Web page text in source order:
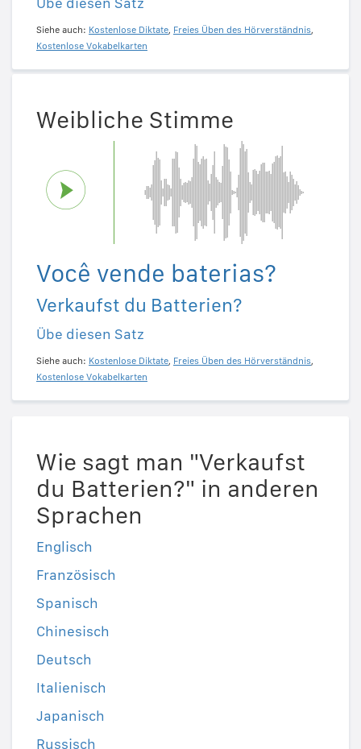
Siehe auch: Kostenlose Diktate, Freies Üben des Hörverständnis,
Kostenlose Vokabelkarten
Weibliche Stimme
Você vende baterias?
Verkaufst du Batterien?
Übe diesen Satz
Siehe auch: Kostenlose Diktate, Freies Üben des Hörverständnis,
Kostenlose Vokabelkarten
Wie sagt man "Verkaufst
du Batterien?" in anderen
Sprachen
Englisch
Französisch
Spanisch
Chinesisch
Deutsch
Italienisch
Japanisch
Russisch